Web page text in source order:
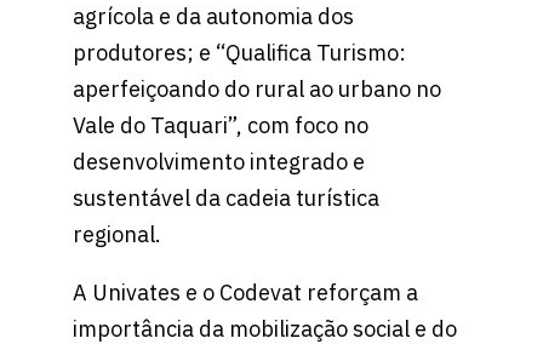
agrícola e da autonomia dos
produtores; e “Qualifica Turismo:
aperfeiçoando do rural ao urbano no
Vale do Taquari”, com foco no
desenvolvimento integrado e
sustentável da cadeia turística
regional.
A Univates e o Codevat reforçam a
importância da mobilização social e do